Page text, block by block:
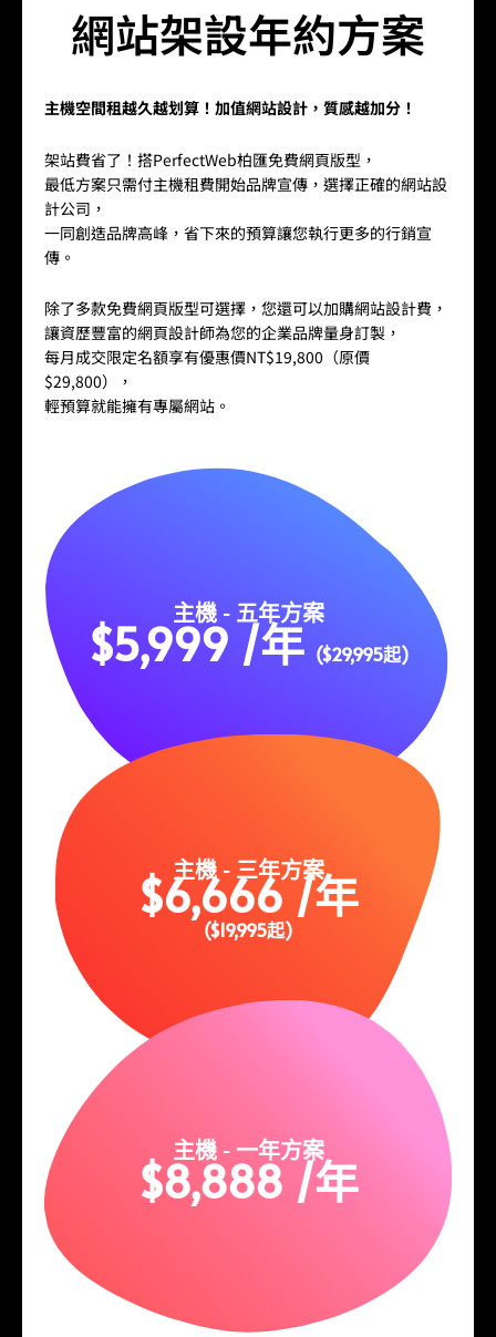
網站架設年約方案
主機空間租越久越划算！加值網站設計，質感越加分！
架站費省了！搭PerfectWeb柏匯免費網頁版型，
最低方案只需付主機租費開始品牌宣傳，選擇正確的網站設
計公司，
一同創造品牌高峰，省下來的預算讓您執行更多的行銷宣
傳。
除了多款免費網頁版型可選擇，您還可以加購網站設計費，
讓資歷豐富的網頁設計師為您的企業品牌量身訂製，
每月成交限定名額享有優惠價NT$19,800（原價
$29,800），
輕預算就能擁有專屬網站。
主機 - 五年方案
$5,999 /年($29,995起)
主機 - 三年方案
$6,666 /年
($19,995起)
主機 - 一年方案
$8,888 /年